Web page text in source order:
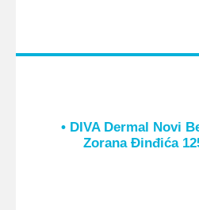
• DIVA Dermal Novi
Zorana Đinđića